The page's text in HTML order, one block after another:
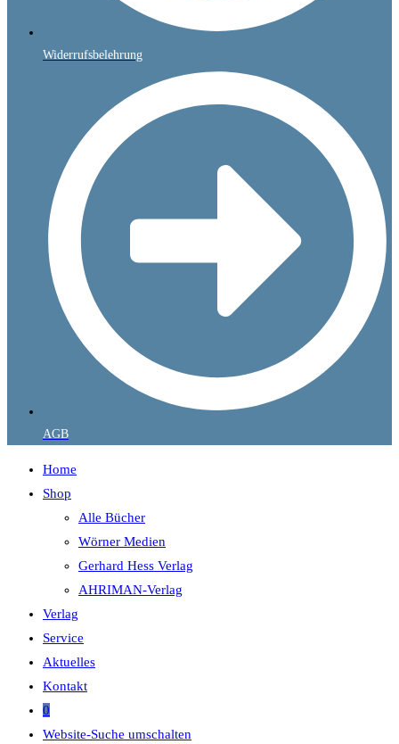
Widerrufsbelehrung
AGB
Home
Shop
Alle Bücher
Wörner Medien
Gerhard Hess Verlag
AHRIMAN-Verlag
Verlag
Service
Aktuelles
Kontakt
0
Website-Suche umschalten